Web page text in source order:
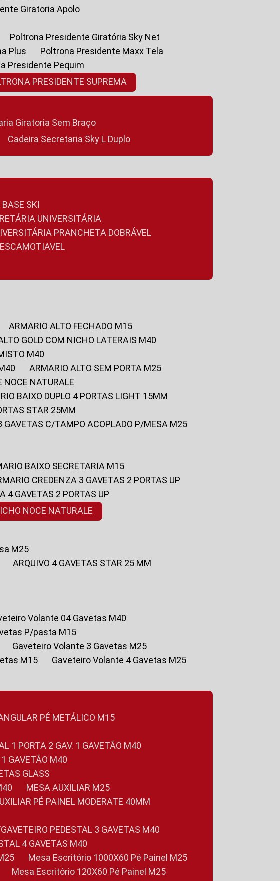
Giratoria Apolo
Poltrona Presidente Giratória Sky Net
Plus
Poltrona Presidente Maxx Tela
Presidente Pequim
PRESIDENTE SUPREMA
Giratoria Sem Braço
Cadeira Secretaria Sky L Duplo
BASE SKI
UNIVERSITÁRIA
PRANCHETA DOBRÁVEL
ARMARIO ALTO FECHADO M15
ALTO GOLD COM NICHO LATERAIS M40
M40
ARMARIO ALTO SEM PORTA M25
NOCE NATURALE
BAIXO DUPLO 4 PORTAS LIGHT 15MM
STAR 25MM
GAVETAS C/TAMPO ACOPLADO P/MESA M25
BAIXO SECRETARIA M15
CREDENZA 3 GAVETAS 2 PORTAS UP
4 GAVETAS 2 PORTAS UP
NOCE NATURALE
M25
ARQUIVO 4 GAVETAS STAR 25 MM
Volante 04 Gavetas M40
P/pasta M15
Gaveteiro Volante 3 Gavetas M25
M15
Gaveteiro Volante 4 Gavetas M25
ANGULAR PÉ METÁLICO M15
1 PORTA 2 GAV. 1 GAVETÃO M40
1 GAVETÃO M40
GLASS
MESA AUXILIAR M25
PÉ PAINEL MODERATE 40MM
GAVETEIRO PEDESTAL 3 GAVETAS M40
4 GAVETAS M40
Mesa Escritório 1000X60 Pé Painel M25
Mesa Escritório 120X60 Pé Painel M25